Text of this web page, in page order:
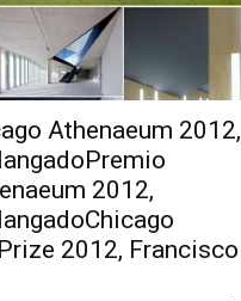
Athenaeum 2012,
2012,
2012, Francisco